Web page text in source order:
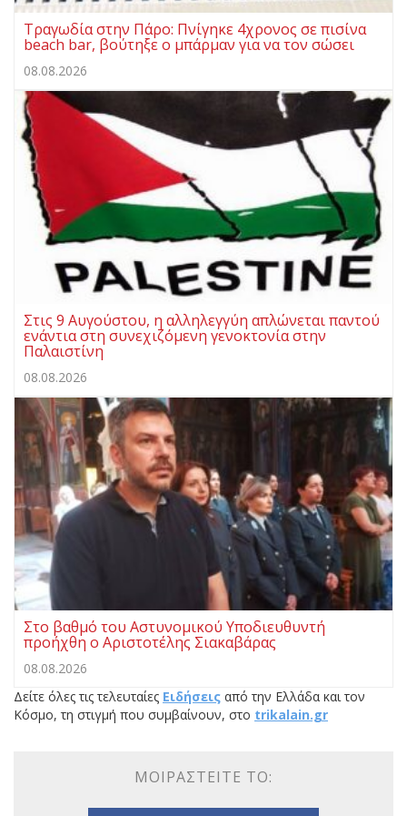
Τραγωδία στην Πάρο: Πνίγηκε 4χρονος σε πισίνα
beach bar, βούτηξε ο μπάρμαν για να τον σώσει
08.08.2026
Στις 9 Αυγούστου, η αλληλεγγύη απλώνεται παντού
ενάντια στη συνεχιζόμενη γενοκτονία στην
Παλαιστίνη
08.08.2026
Στο βαθμό του Αστυνομικού Υποδιευθυντή
προήχθη ο Αριστοτέλης Σιακαβάρας
08.08.2026
Δείτε όλες τις τελευταίες Ειδήσεις από την Ελλάδα και τον
Κόσμο, τη στιγμή που συμβαίνουν, στο trikalain.gr
ΜΟΙΡΑΣΤΕΊΤΕ ΤΟ: